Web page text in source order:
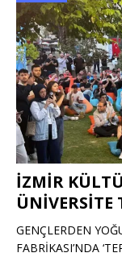
İZMİR
ÜNİVERSİTE
GENÇLERDEN
FABRİKASI’NDA